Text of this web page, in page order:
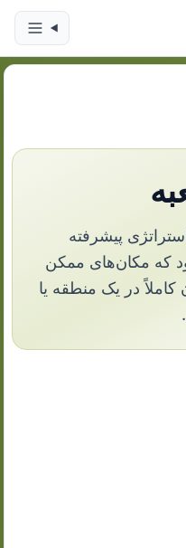
پیشرفته
که مکان‌های ممکن
در یک منطقه یا